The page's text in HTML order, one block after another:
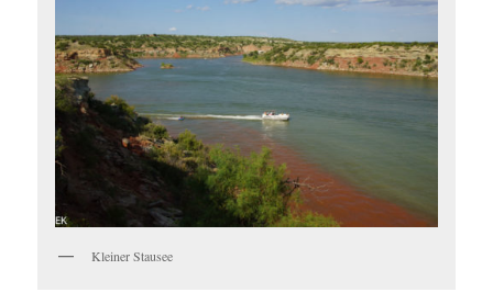
Kleiner Stausee